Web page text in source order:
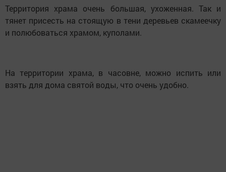
Территория храма очень большая, ухоженная. Так и
тянет присесть на стоящую в тени деревьев скамеечку
и полюбоваться храмом, куполами.
На территории храма, в часовне, можно испить или
взять для дома святой воды, что очень удобно.